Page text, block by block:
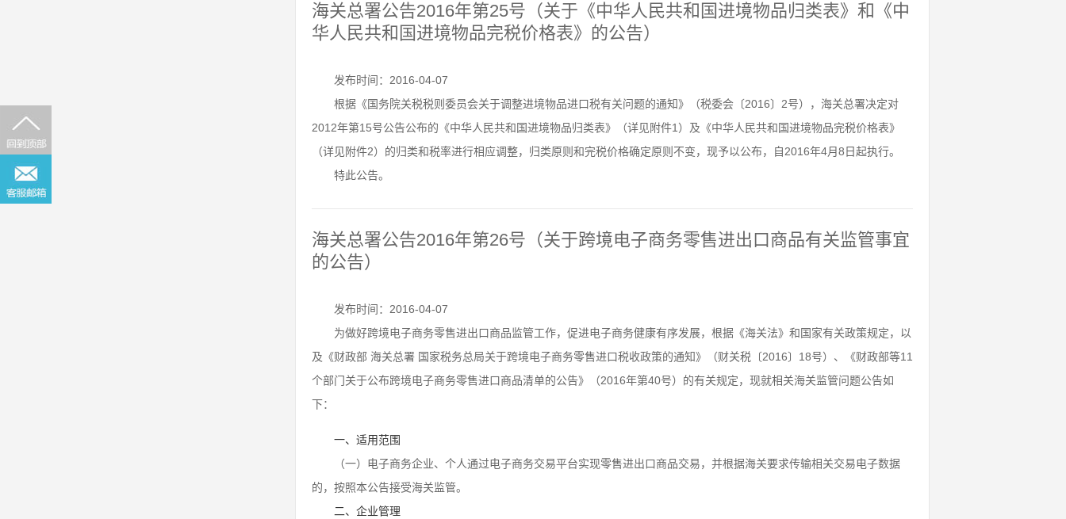
海关总署公告2016年第25号（关于《中华人民共和国进境物品归类表》和《中
华人民共和国进境物品完税价格表》的公告）
发布时间：2016-04-07
根据《国务院关税税则委员会关于调整进境物品进口税有关问题的通知》（税委会〔2016〕2号），海关总署决定对
2012年第15号公告公布的《中华人民共和国进境物品归类表》（详见附件1）及《中华人民共和国进境物品完税价格表》
（详见附件2）的归类和税率进行相应调整，归类原则和完税价格确定原则不变，现予以公布，自2016年4月8日起执行。
特此公告。
海关总署公告2016年第26号（关于跨境电子商务零售进出口商品有关监管事宜
的公告）
发布时间：2016-04-07
为做好跨境电子商务零售进出口商品监管工作，促进电子商务健康有序发展，根据《海关法》和国家有关政策规定，以
及《财政部 海关总署 国家税务总局关于跨境电子商务零售进口税收政策的通知》（财关税〔2016〕18号）、《财政部等11
个部门关于公布跨境电子商务零售进口商品清单的公告》（2016年第40号）的有关规定，现就相关海关监管问题公告如
下：
一、适用范围
（一）电子商务企业、个人通过电子商务交易平台实现零售进出口商品交易，并根据海关要求传输相关交易电子数据
的，按照本公告接受海关监管。
二、企业管理